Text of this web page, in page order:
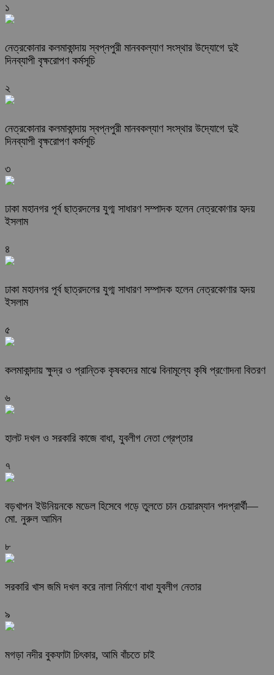
১
নেত্রকোনার কলমাকান্দায় স্বপ্নপুরী মানবকল্যাণ সংস্থার উদ্যোগে দুই
দিনব্যাপী বৃক্ষরোপণ কর্মসূচি
২
নেত্রকোনার কলমাকান্দায় স্বপ্নপুরী মানবকল্যাণ সংস্থার উদ্যোগে দুই
দিনব্যাপী বৃক্ষরোপণ কর্মসূচি
৩
ঢাকা মহানগর পূর্ব ছাত্রদলের যুগ্ম সাধারণ সম্পাদক হলেন নেত্রকোণার হৃদয়
ইসলাম
৪
ঢাকা মহানগর পূর্ব ছাত্রদলের যুগ্ম সাধারণ সম্পাদক হলেন নেত্রকোণার হৃদয়
ইসলাম
৫
কলমাকান্দায় ক্ষুদ্র ও প্রান্তিক কৃষকদের মাঝে বিনামূল্যে কৃষি প্রণোদনা বিতরণ
৬
হালট দখল ও সরকারি কাজে বাধা, যুবলীগ নেতা গ্রেপ্তার
৭
বড়খাপন ইউনিয়নকে মডেল হিসেবে গড়ে তুলতে চান চেয়ারম্যান পদপ্রার্থী—
মো. নুরুল আমিন
৮
সরকারি খাস জমি দখল করে নালা নির্মাণে বাধা যুবলীগ নেতার
৯
মগড়া নদীর বুকফাটা চিৎকার, আমি বাঁচতে চাই